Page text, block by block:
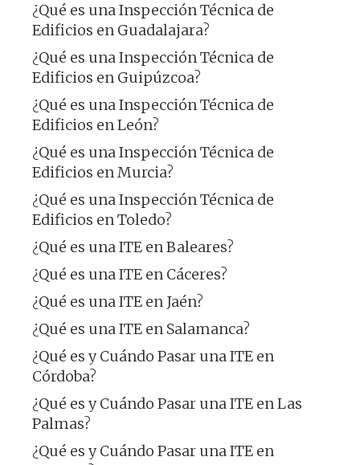
¿Qué es una Inspección Técnica de
Edificios en Guadalajara?
¿Qué es una Inspección Técnica de
Edificios en Guipúzcoa?
¿Qué es una Inspección Técnica de
Edificios en León?
¿Qué es una Inspección Técnica de
Edificios en Murcia?
¿Qué es una Inspección Técnica de
Edificios en Toledo?
¿Qué es una ITE en Baleares?
¿Qué es una ITE en Cáceres?
¿Qué es una ITE en Jaén?
¿Qué es una ITE en Salamanca?
¿Qué es y Cuándo Pasar una ITE en
Córdoba?
¿Qué es y Cuándo Pasar una ITE en Las
Palmas?
¿Qué es y Cuándo Pasar una ITE en